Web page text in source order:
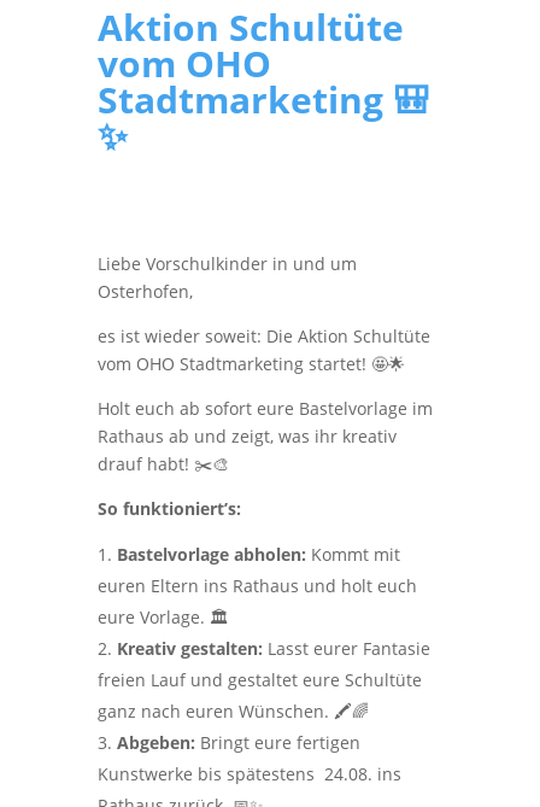
Aktion Schultüte
vom OHO
Stadtmarketing 🎒
✨
Liebe Vorschulkinder in und um
Osterhofen,
es ist wieder soweit: Die Aktion Schultüte
vom OHO Stadtmarketing startet! 🤩🌟
Holt euch ab sofort eure Bastelvorlage im
Rathaus ab und zeigt, was ihr kreativ
drauf habt! ✂️🎨
So funktioniert’s:
Bastelvorlage abholen: Kommt mit
euren Eltern ins Rathaus und holt euch
eure Vorlage. 🏛️
Kreativ gestalten: Lasst eurer Fantasie
freien Lauf und gestaltet eure Schultüte
ganz nach euren Wünschen. 🖍️🌈
Abgeben: Bringt eure fertigen
Kunstwerke bis spätestens 24.08. ins